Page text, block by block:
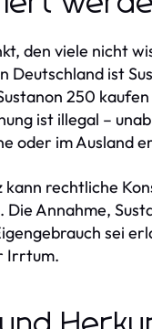
den viele nicht
Deutschland ist
250 kaufen
ist illegal –
oder im Ausland
kann rechtliche
Die Annahme,
sei
Irrtum.